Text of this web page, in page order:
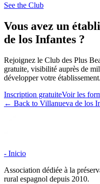
See the Club
Vous avez un
de los Infantes ?
Rejoignez le Club des Plus
gratuite, visibilité auprès de
développer votre établissement.
Inscription gratuiteVoir les
← Back to Villanueva de los
- Inicio
Association dédiée à la
rural espagnol depuis 2010.